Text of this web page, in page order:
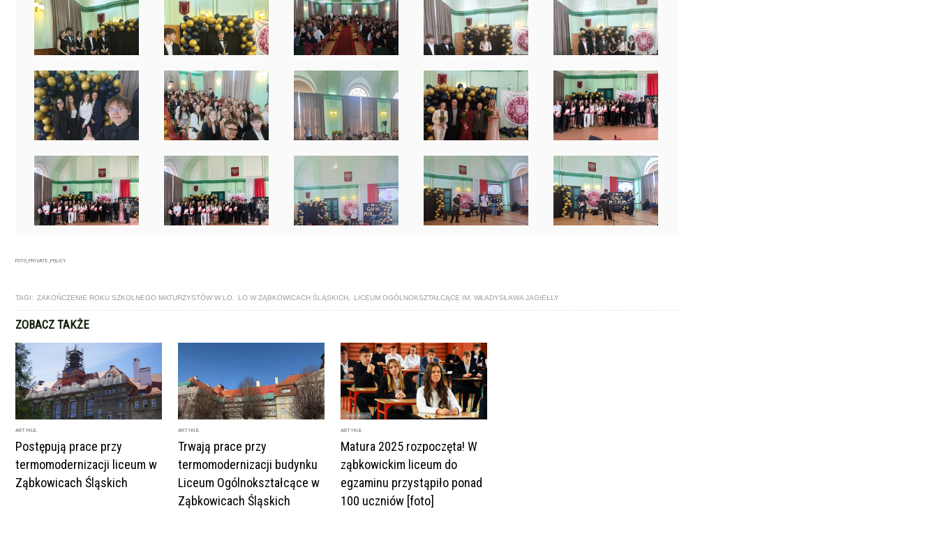
FOTO_PRIVATE_POLICY
TAGI: ZAKOŃCZENIE ROKU SZKOLNEGO MATURZYSTÓW W LO LO W ZĄBKOWICACH ŚLĄSKICH LICEUM OGÓLNOKSZTAŁCĄCE IM. WŁADYSŁAWA JAGIEŁLY
ZOBACZ TAKŻE
ARTYKUŁ
Postępują prace przy
termomodernizacji liceum w
Ząbkowicach Śląskich
ARTYKUŁ
Trwają prace przy
termomodernizacji budynku
Liceum Ogólnokształcące w
Ząbkowicach Śląskich
ARTYKUŁ
Matura 2025 rozpoczęta! W
ząbkowickim liceum do
egzaminu przystąpiło ponad
100 uczniów [foto]